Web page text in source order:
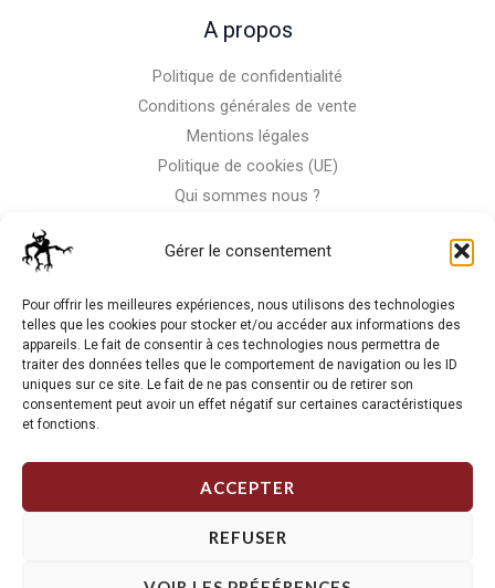
Gérer le consentement
Pour offrir les meilleures expériences, nous utilisons des technologies
telles que les cookies pour stocker et/ou accéder aux informations des
appareils. Le fait de consentir à ces technologies nous permettra de
traiter des données telles que le comportement de navigation ou les ID
uniques sur ce site. Le fait de ne pas consentir ou de retirer son
consentement peut avoir un effet négatif sur certaines caractéristiques
et fonctions.
ACCEPTER
REFUSER
A propos
Politique de confidentialité
Conditions générales de vente
Mentions légales
Politique de cookies (UE)
Qui sommes nous ?
La RC n'est pas notre seule passion, venez visiter notre shop
de motos